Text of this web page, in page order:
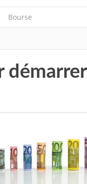
Bourse
démarrer